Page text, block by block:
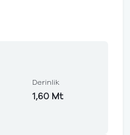
Derinlik
1,60 Mt